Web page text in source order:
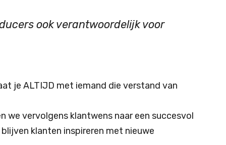
ook verantwoordelijk voor
je ALTIJD met iemand die verstand van
we vervolgens klantwens naar een succesvol
klanten inspireren met nieuwe